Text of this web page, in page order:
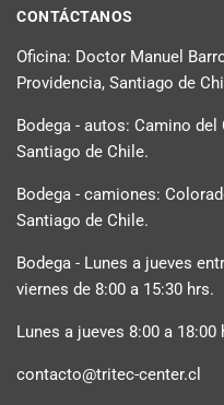
CONTÁCTANOS
Oficina: Doctor Manuel
Providencia, Santiago de
Bodega - autos: Camino del
Santiago de Chile.
Bodega - camiones:
Santiago de Chile.
Bodega - Lunes a jueves
viernes de 8:00 a 15:30 hrs.
Lunes a jueves 8:00 a
contacto@tritec-center.cl